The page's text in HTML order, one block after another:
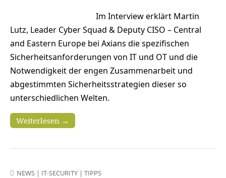
Im Interview erklärt Martin
Lutz, Leader Cyber Squad & Deputy CISO – Central
and Eastern Europe bei Axians die spezifischen
Sicherheitsanforderungen von IT und OT und die
Notwendigkeit der engen Zusammenarbeit und
abgestimmten Sicherheitsstrategien dieser so
unterschiedlichen Welten.
Weiterlesen →
NEWS | IT-SECURITY | TIPPS